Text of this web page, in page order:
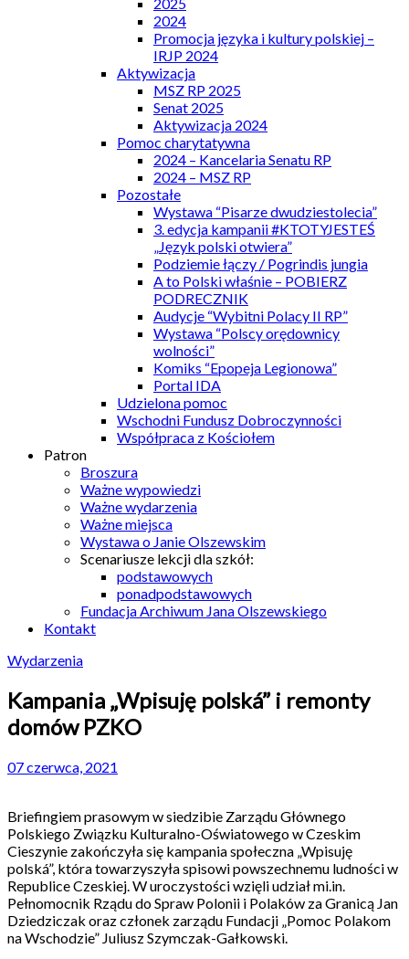
2024
Promocja języka i kultury polskiej –
IRJP 2024
Aktywizacja
MSZ RP 2025
Senat 2025
Aktywizacja 2024
Pomoc charytatywna
2024 – Kancelaria Senatu RP
2024 – MSZ RP
Pozostałe
Wystawa “Pisarze dwudziestolecia”
3. edycja kampanii #KTOTYJESTEŚ
„Język polski otwiera”
Podziemie łączy / Pogrindis jungia
A to Polski właśnie – POBIERZ
PODRECZNIK
Audycje “Wybitni Polacy II RP”
Wystawa “Polscy orędownicy
wolności”
Komiks “Epopeja Legionowa”
Portal IDA
Udzielona pomoc
Wschodni Fundusz Dobroczynności
Współpraca z Kościołem
Patron
Broszura
Ważne wypowiedzi
Ważne wydarzenia
Ważne miejsca
Wystawa o Janie Olszewskim
Scenariusze lekcji dla szkół:
podstawowych
ponadpodstawowych
Fundacja Archiwum Jana Olszewskiego
Kontakt
Wydarzenia
Kampania „Wpisuję polská” i remonty
domów PZKO
07 czerwca, 2021
Briefingiem prasowym w siedzibie Zarządu Głównego
Polskiego Związku Kulturalno-Oświatowego w Czeskim
Cieszynie zakończyła się kampania społeczna „Wpisuję
polská”, która towarzyszyła spisowi powszechnemu ludności w
Republice Czeskiej. W uroczystości wzięli udział mi.in.
Pełnomocnik Rządu do Spraw Polonii i Polaków za Granicą Jan
Dziedziczak oraz członek zarządu Fundacji „Pomoc Polakom
na Wschodzie” Juliusz Szymczak-Gałkowski.